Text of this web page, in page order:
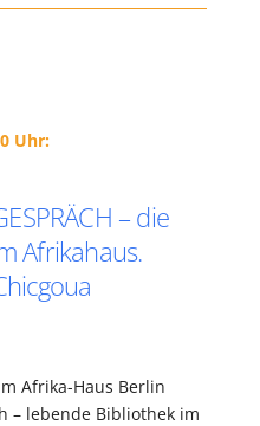
Uhr:
– die
Afrikahaus.
Afrika-Haus Berlin
– lebende Bibliothek im